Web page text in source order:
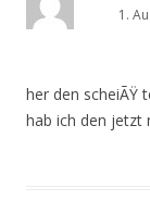
1.
her den scheiÃŸ
hab ich den jetzt